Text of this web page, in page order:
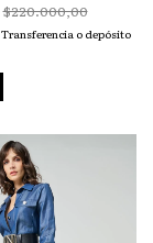
$220.000,00
Transferencia o depósito